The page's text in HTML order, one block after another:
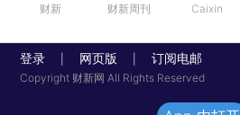
财新 财新周刊 Caixin
登录 网页版 订阅电邮
Copyright 财新网 All Rights Reserved